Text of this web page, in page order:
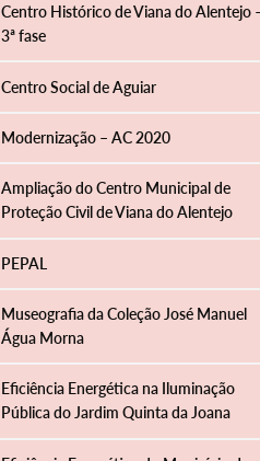
Centro Histórico de Viana do Alentejo
3ª fase
Centro Social de Aguiar
Modernização – AC 2020
Ampliação do Centro Municipal de
Proteção Civil de Viana do Alentejo
PEPAL
Museografia da Coleção José Manuel
Água Morna
Eficiência Energética na Iluminação
Pública do Jardim Quinta da Joana